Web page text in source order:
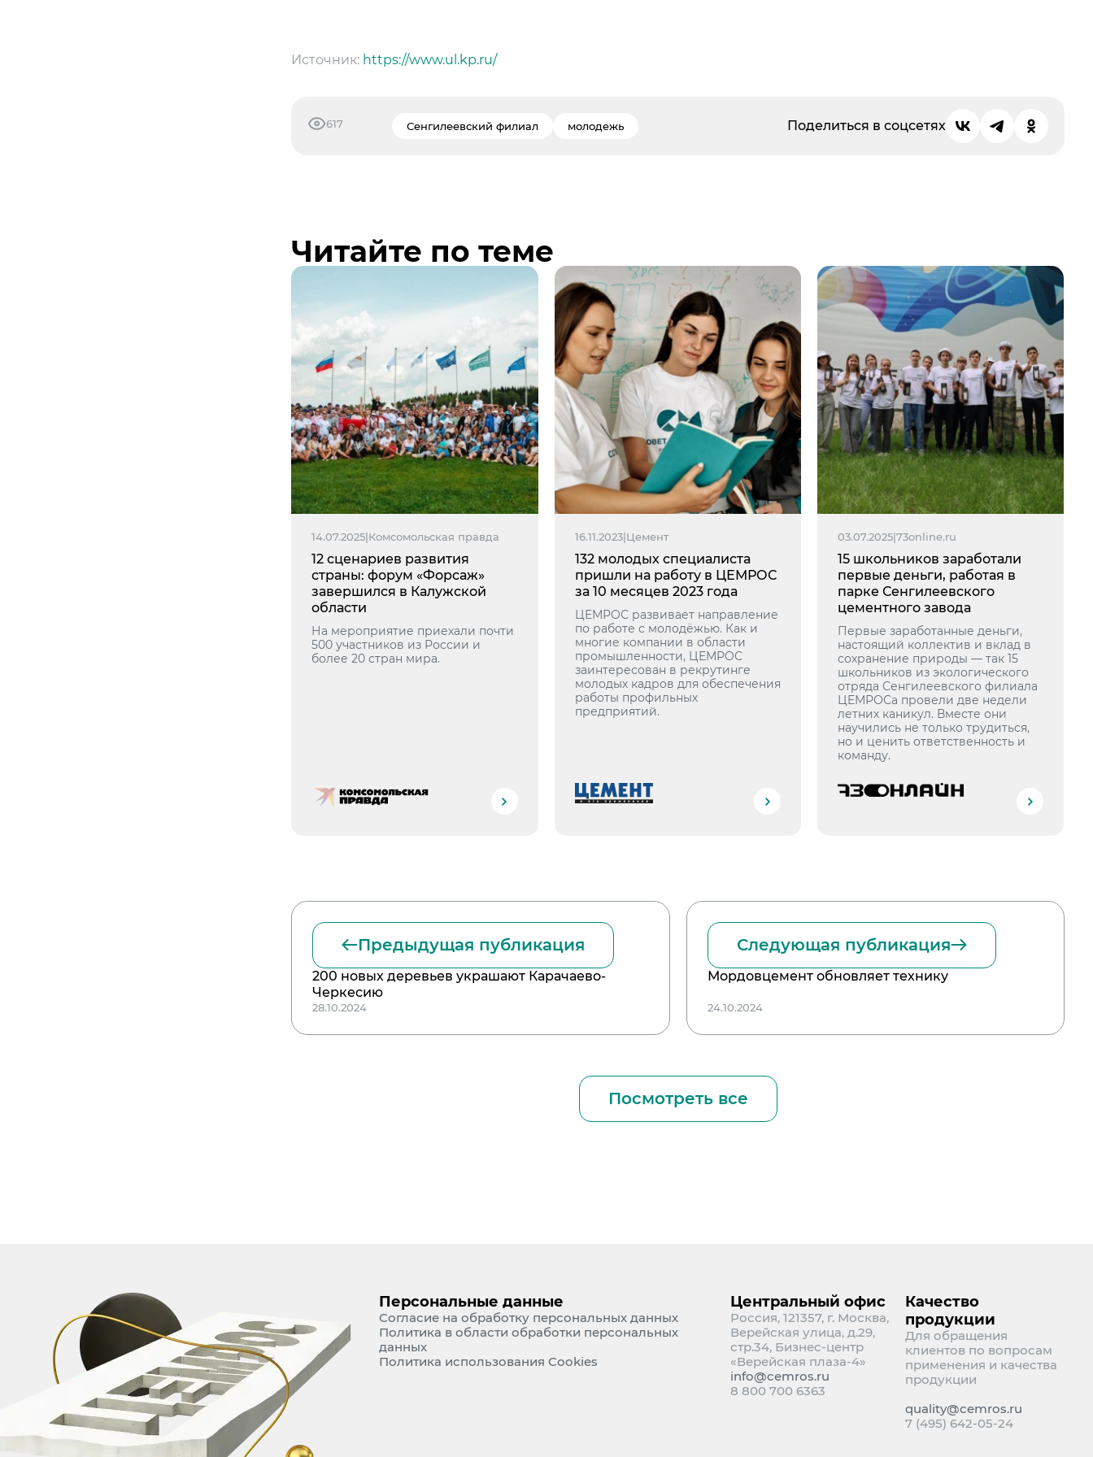
Источник: https://www.ul.kp.ru/
617 Сенгилеевский филиал молодежь Поделиться в соцсетях
Читайте по теме
14.07.2025|Комсомольская правда
12 сценариев развития
страны: форум «Форсаж»
завершился в Калужской
области
На мероприятие приехали почти
500 участников из России и
более 20 стран мира.
16.11.2023|Цемент
132 молодых специалиста
пришли на работу в ЦЕМРОС
за 10 месяцев 2023 года
ЦЕМРОС развивает направление
по работе с молодёжью. Как и
многие компании в области
промышленности, ЦЕМРОС
заинтересован в рекрутинге
молодых кадров для обеспечения
работы профильных
предприятий.
03.07.2025|73online.ru
15 школьников заработали
первые деньги, работая в
парке Сенгилеевского
цементного завода
Первые заработанные деньги,
настоящий коллектив и вклад в
сохранение природы — так 15
школьников из экологического
отряда Сенгилеевского филиала
ЦЕМРОСа провели две недели
летних каникул. Вместе они
научились не только трудиться,
но и ценить ответственность и
команду.
Предыдущая публикация
200 новых деревьев украшают Карачаево-
Черкесию
28.10.2024
Следующая публикация
Мордовцемент обновляет технику
24.10.2024
Посмотреть все
Персональные данные
Согласие на обработку персональных данных
Политика в области обработки персональных
данных
Политика использования Cookies
Центральный офис
Россия, 121357, г. Москва,
Верейская улица, д.29,
стр.34, Бизнес-центр
«Верейская плаза-4»
info@cemros.ru
8 800 700 6363
Качество
продукции
Для обращения
клиентов по вопросам
применения и качества
продукции
quality@cemros.ru
7 (495) 642-05-24